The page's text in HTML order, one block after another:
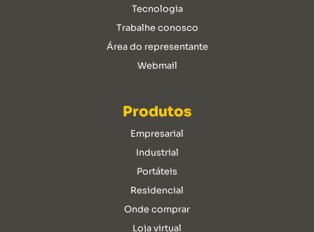
Tecnologia
Trabalhe conosco
Área do representante
Webmail
Produtos
Empresarial
Industrial
Portáteis
Residencial
Onde comprar
Loja virtual